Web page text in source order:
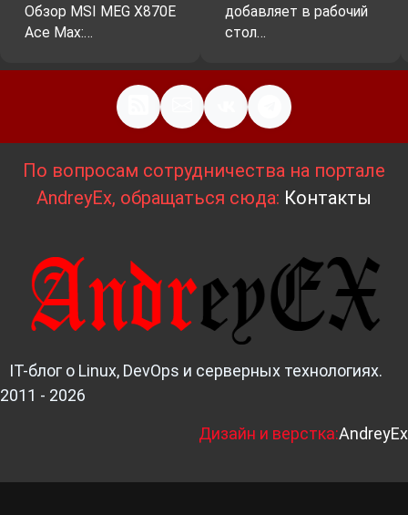
Обзор MSI MEG X870E
Ace Max:…
добавляет в рабочий
стол…
По вопросам сотрудничества на портале
AndreyEx, обращаться сюда: Контакты
IT-блог о Linux, DevOps и серверных технологиях.
2011 - 2026
Дизайн и верстка:AndreyEx